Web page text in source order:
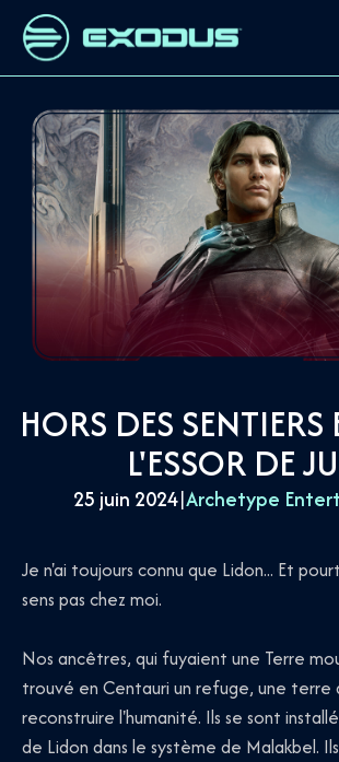
HORS DES SENTIERS
L'ESSOR DE
25 juin 2024|Archetype
Je n'ai toujours connu que Lidon... Et
sens pas chez moi.
Nos ancêtres, qui fuyaient une Terre
trouvé en Centauri un refuge, une terre
reconstruire l'humanité. Ils se sont
de Lidon dans le système de Malakbel.